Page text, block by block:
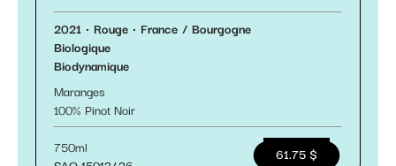
2021 Rouge France
Bourgogne
Biologique
Biodynamique
Maranges
100
Pinot Noir
750ml
61.75 $